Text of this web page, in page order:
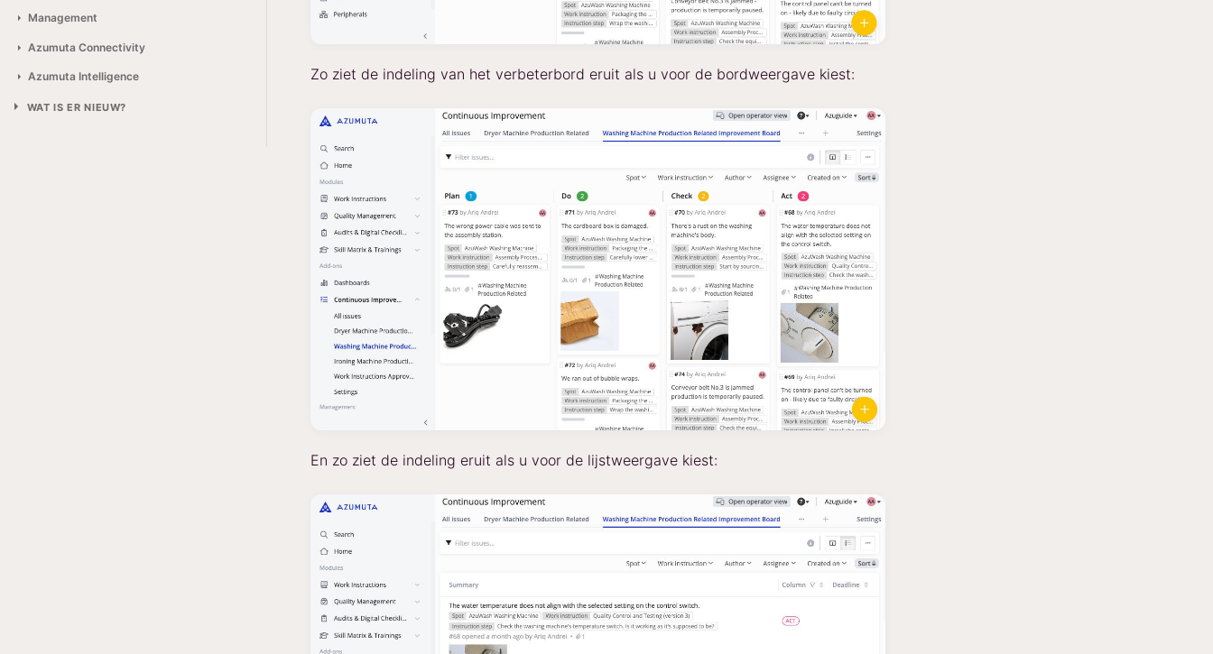
Management
Azumuta Connectivity
Azumuta Intelligence
WAT IS ER NIEUW?
Zo ziet de indeling van het verbeterbord eruit als u voor de bordweergave kiest:
En zo ziet de indeling eruit als u voor de lijstweergave kiest: